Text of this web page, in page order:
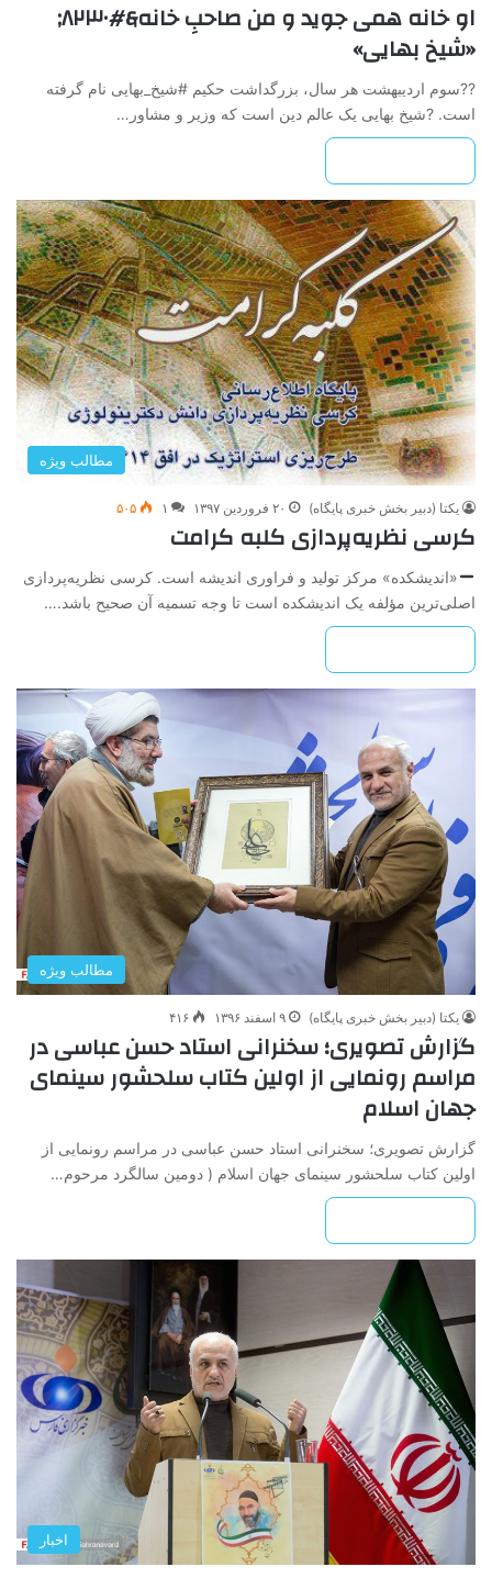
او خانه همی جوید و من صاحبِ خانه&#۸۲۳۰;
«شیخ بهایی»
??سوم اردیبهشت هر سال، بزرگداشت حکیم #شیخ_بهایی نام گرفته
ا‌ست. ?شیخ بهایی یک عالم دین است که وزیر و مشاور…
مطالب ویژه
یکتا (دبیر بخش خبری پایگاه) ۲۰ فروردین ۱۳۹۷ ۱ ۵۰۵
کرسی نظریه‌پردازی کلبه کرامت
«اندیشکده» مرکز تولید و فراوری اندیشه است. کرسی نظریه‌پردازی
اصلی‌ترین مؤلفه یک اندیشکده است تا وجه تسمیه آن صحیح باشد.…
مطالب ویژه
یکتا (دبیر بخش خبری پایگاه) ۹ اسفند ۱۳۹۶ ۴۱۶
گزارش تصویری؛ سخنرانی استاد حسن عباسی در
مراسم رونمایی از اولین کتاب سلحشور سینمای
جهان اسلام
گزارش تصویری؛ سخنرانی استاد حسن عباسی در مراسم رونمایی از
اولین کتاب سلحشور سینمای جهان اسلام ( دومین سالگرد مرحوم…
اخبار